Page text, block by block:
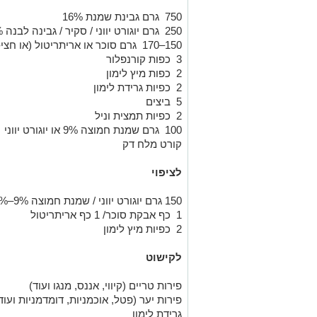
750 גרם גבינת שמנת 16%
250 גרם יוגורט יווני / סקיר / גבינה לבנה 5%–9%
150–170 גרם סוכר או אריתריטול (או חצי-חצי)
3 כפות קורנפלור
2 כפות מיץ לימון
2 כפיות גרידת לימון
5 ביצים
2 כפיות תמצית וניל
100 גרם שמנת חמוצה 9% או יוגורט יווני
קורט מלח דק
לציפוי
150 גרם יוגורט יווני / שמנת חמוצה 9%–15%
1 כף אבקת סוכר/ 1 כף אריתריטול
2 כפיות מיץ לימון
לקישוט
פירות טריים (קיווי, אננס, מנגו ועוד)
פירות יער (פטל, אוכמניות, דומדמניות
גרידת לימון